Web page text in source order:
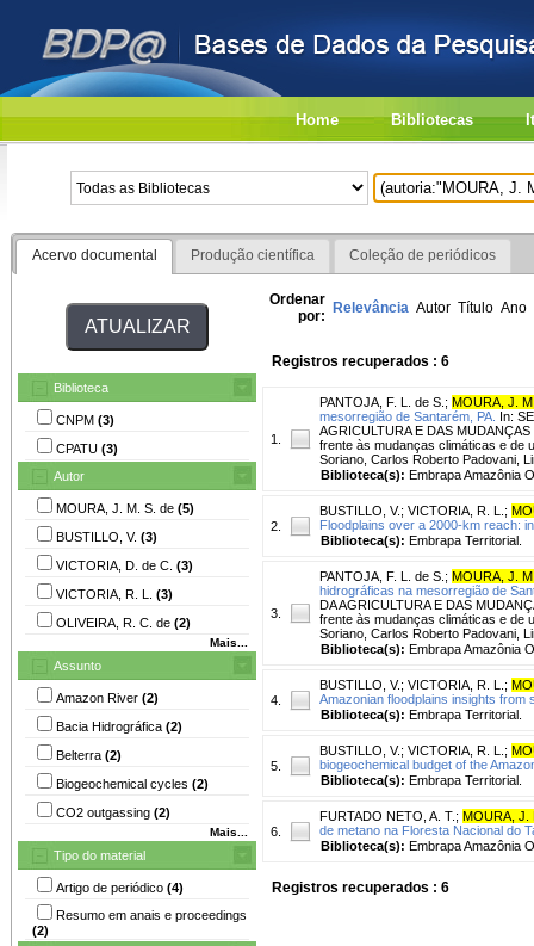
Home Bibliotecas
Acervo documental Produção científica Coleção de periódicos
Biblioteca
CNPM (3)
CPATU (3)
Autor
MOURA, J. M. S. de (5)
BUSTILLO, V. (3)
VICTORIA, D. de C. (3)
VICTORIA, R. L. (3)
OLIVEIRA, R. C. de (2)
Mais...
Assunto
Amazon River (2)
Bacia Hidrográfica (2)
Belterra (2)
Biogeochemical cycles (2)
CO2 outgassing (2)
Mais...
Tipo do material
Artigo de periódico (4)
Resumo em anais e proceedings
(2)
Ordenar
por: Relevância Autor Título Ano
Registros recuperados : 6
1.
PANTOJA, F. L. de S. ; MOURA, J.
mesorregião de Santarém, PA. In:
AGRICULTURA E DAS
frente às mudanças climáticas e de
Soriano, Carlos Roberto Padovani,
Biblioteca(s): Embrapa Amazônia
2.
BUSTILLO, V.; VICTORIA, R. L. ;
Floodplains over a 2000-km reach:
Biblioteca(s): Embrapa Territorial.
3.
PANTOJA, F. L. de S. ; MOURA, J.
hidrográficas na mesorregião de
DA AGRICULTURA E DAS
frente às mudanças climáticas e de
Soriano, Carlos Roberto Padovani,
Biblioteca(s): Embrapa Amazônia
4.
BUSTILLO, V.; VICTORIA, R. L. ;
Amazonian floodplains insights from
Biblioteca(s): Embrapa Territorial.
5.
BUSTILLO, V.; VICTORIA, R. L. ;
biogeochemical budget of the
Biblioteca(s): Embrapa Territorial.
6.
FURTADO NETO, A. T. ; MOURA, J.
de metano na Floresta Nacional do
Biblioteca(s): Embrapa Amazônia
Registros recuperados : 6